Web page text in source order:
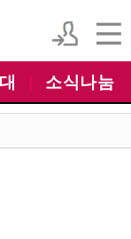
소식나눔